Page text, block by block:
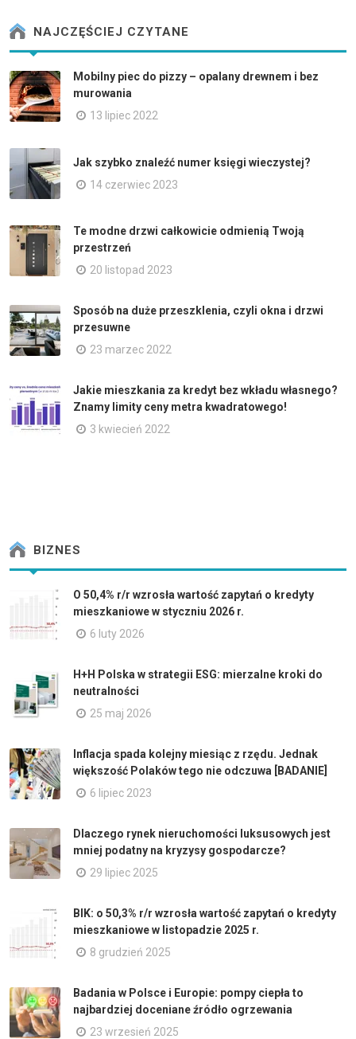
NAJCZĘŚCIEJ CZYTANE
Mobilny piec do pizzy – opalany drewnem i bez
murowania
13 lipiec 2022
Jak szybko znaleźć numer księgi wieczystej?
14 czerwiec 2023
Te modne drzwi całkowicie odmienią Twoją
przestrzeń
20 listopad 2023
Sposób na duże przeszklenia, czyli okna i drzwi
przesuwne
23 marzec 2022
Jakie mieszkania za kredyt bez wkładu własnego?
Znamy limity ceny metra kwadratowego!
3 kwiecień 2022
BIZNES
O 50,4% r/r wzrosła wartość zapytań o kredyty
mieszkaniowe w styczniu 2026 r.
6 luty 2026
H+H Polska w strategii ESG: mierzalne kroki do
neutralności
25 maj 2026
Inflacja spada kolejny miesiąc z rzędu. Jednak
większość Polaków tego nie odczuwa [BADANIE]
6 lipiec 2023
Dlaczego rynek nieruchomości luksusowych jest
mniej podatny na kryzysy gospodarcze?
29 lipiec 2025
BIK: o 50,3% r/r wzrosła wartość zapytań o kredyty
mieszkaniowe w listopadzie 2025 r.
8 grudzień 2025
Badania w Polsce i Europie: pompy ciepła to
najbardziej doceniane źródło ogrzewania
23 wrzesień 2025